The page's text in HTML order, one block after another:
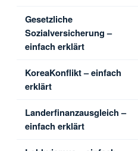
Gesetzliche
Sozialversicherung –
einfach erklärt
KoreaKonflikt – einfach
erklärt
Landerfinanzausgleich –
einfach erklärt